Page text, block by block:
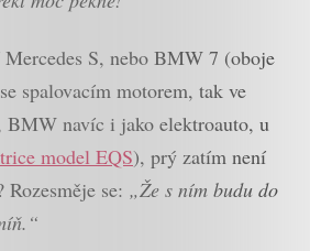
S, nebo BMW 7 (oboje
spalovacím motorem, tak ve
navíc i jako elektroauto, u
model EQS), prý zatím není
se: „Že s ním budu do